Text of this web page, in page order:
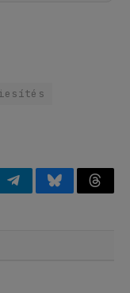
TelegramBluesky